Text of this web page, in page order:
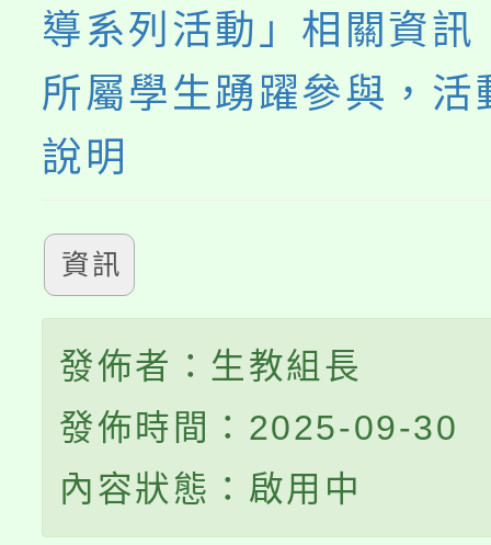
導系列活動」相關資訊
所屬學生踴躍參與，活
說明
資訊
發佈者：生教組長
發佈時間：2025-09-30
內容狀態：啟用中